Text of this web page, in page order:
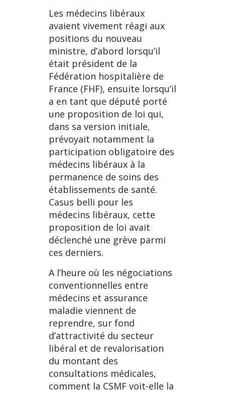
Les médecins libéraux
avaient vivement réagi aux
positions du nouveau
ministre, d’abord lorsqu’il
était président de la
Fédération hospitalière de
France (FHF), ensuite lorsqu’il
a en tant que député porté
une proposition de loi qui,
dans sa version initiale,
prévoyait notamment la
participation obligatoire des
médecins libéraux à la
permanence de soins des
établissements de santé.
Casus belli pour les
médecins libéraux, cette
proposition de loi avait
déclenché une grève parmi
ces derniers.
A l’heure où les négociations
conventionnelles entre
médecins et assurance
maladie viennent de
reprendre, sur fond
d’attractivité du secteur
libéral et de revalorisation
du montant des
consultations médicales,
comment la CSMF voit-elle la